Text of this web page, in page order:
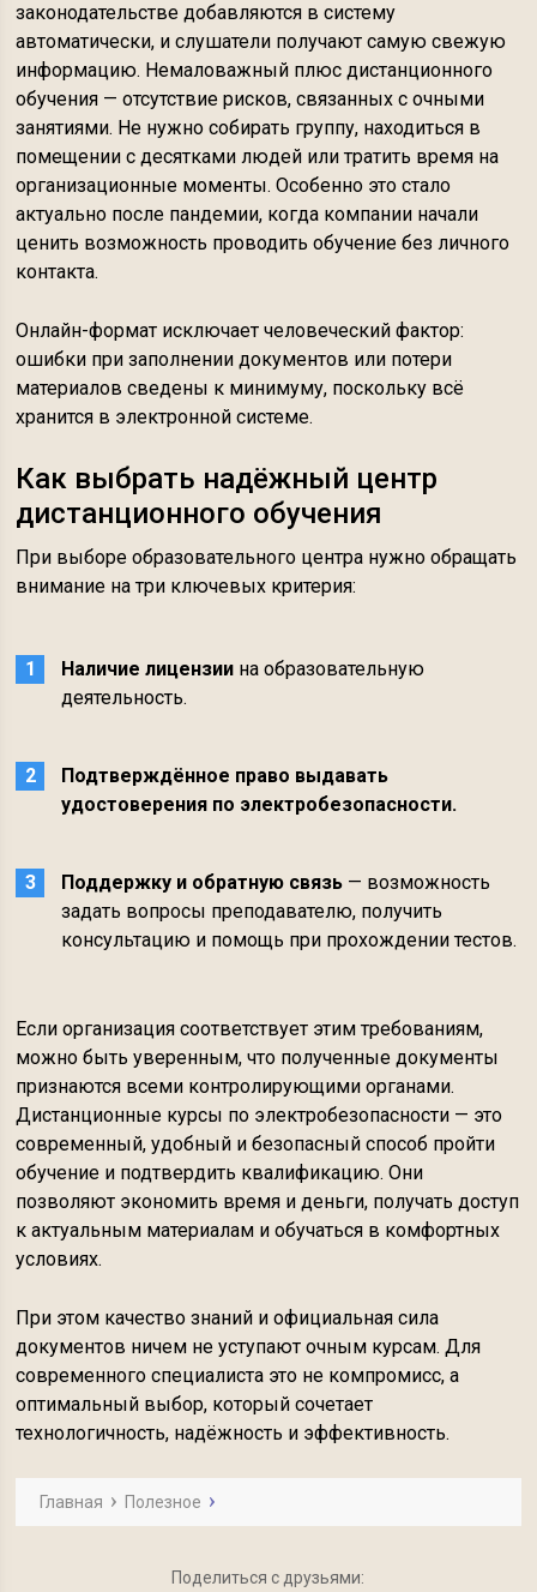
законодательстве добавляются в систему
автоматически, и слушатели получают самую свежую
информацию. Немаловажный плюс дистанционного
обучения — отсутствие рисков, связанных с очными
занятиями. Не нужно собирать группу, находиться в
помещении с десятками людей или тратить время на
организационные моменты. Особенно это стало
актуально после пандемии, когда компании начали
ценить возможность проводить обучение без личного
контакта.
Онлайн-формат исключает человеческий фактор:
ошибки при заполнении документов или потери
материалов сведены к минимуму, поскольку всё
хранится в электронной системе.
Как выбрать надёжный центр
дистанционного обучения
При выборе образовательного центра нужно обращать
внимание на три ключевых критерия:
Наличие лицензии на образовательную
деятельность.
Подтверждённое право выдавать
удостоверения по электробезопасности.
Поддержку и обратную связь — возможность
задать вопросы преподавателю, получить
консультацию и помощь при прохождении тестов.
Если организация соответствует этим требованиям,
можно быть уверенным, что полученные документы
признаются всеми контролирующими органами.
Дистанционные курсы по электробезопасности — это
современный, удобный и безопасный способ пройти
обучение и подтвердить квалификацию. Они
позволяют экономить время и деньги, получать доступ
к актуальным материалам и обучаться в комфортных
условиях.
При этом качество знаний и официальная сила
документов ничем не уступают очным курсам. Для
современного специалиста это не компромисс, а
оптимальный выбор, который сочетает
технологичность, надёжность и эффективность.
Главная Полезное
Поделиться с друзьями: